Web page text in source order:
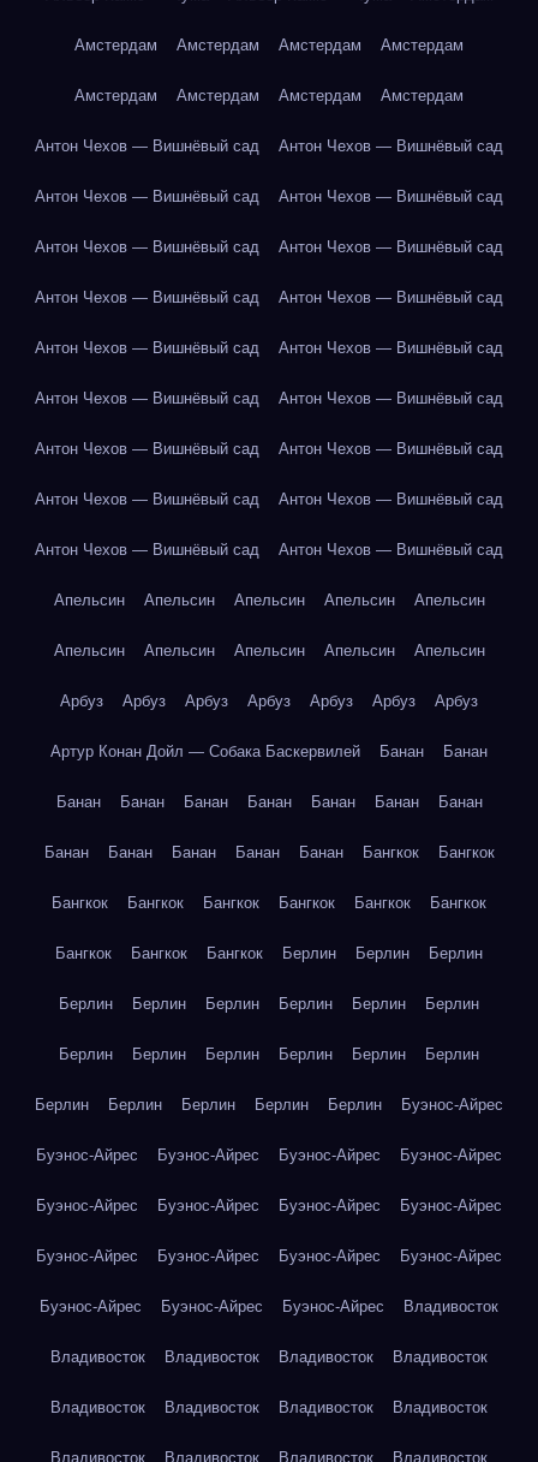
Амстердам Амстердам Амстердам Амстердам
Амстердам Амстердам Амстердам Амстердам
Антон Чехов — Вишнёвый сад Антон Чехов — Вишнёвый сад
Антон Чехов — Вишнёвый сад Антон Чехов — Вишнёвый сад
Антон Чехов — Вишнёвый сад Антон Чехов — Вишнёвый сад
Антон Чехов — Вишнёвый сад Антон Чехов — Вишнёвый сад
Антон Чехов — Вишнёвый сад Антон Чехов — Вишнёвый сад
Антон Чехов — Вишнёвый сад Антон Чехов — Вишнёвый сад
Антон Чехов — Вишнёвый сад Антон Чехов — Вишнёвый сад
Антон Чехов — Вишнёвый сад Антон Чехов — Вишнёвый сад
Антон Чехов — Вишнёвый сад Антон Чехов — Вишнёвый сад
Апельсин Апельсин Апельсин Апельсин Апельсин
Апельсин Апельсин Апельсин Апельсин Апельсин
Арбуз Арбуз Арбуз Арбуз Арбуз Арбуз Арбуз
Артур Конан Дойл — Собака Баскервилей Банан Банан
Банан Банан Банан Банан Банан Банан Банан
Банан Банан Банан Банан Банан Бангкок Бангкок
Бангкок Бангкок Бангкок Бангкок Бангкок Бангкок
Бангкок Бангкок Бангкок Берлин Берлин Берлин
Берлин Берлин Берлин Берлин Берлин Берлин
Берлин Берлин Берлин Берлин Берлин Берлин
Берлин Берлин Берлин Берлин Берлин Буэнос-Айрес
Буэнос-Айрес Буэнос-Айрес Буэнос-Айрес Буэнос-Айрес
Буэнос-Айрес Буэнос-Айрес Буэнос-Айрес Буэнос-Айрес
Буэнос-Айрес Буэнос-Айрес Буэнос-Айрес Буэнос-Айрес
Буэнос-Айрес Буэнос-Айрес Буэнос-Айрес Владивосток
Владивосток Владивосток Владивосток Владивосток
Владивосток Владивосток Владивосток Владивосток
Владивосток Владивосток Владивосток Владивосток